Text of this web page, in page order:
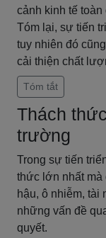
cảnh kinh tế toàn
Tóm lại, sự tiến
tuy nhiên đó
cải thiện chất
Tóm tắt
Thách
trường
Trong sự tiến
thức lớn nhất mà
hậu, ô nhiễm, tài
những vấn đề
quyết.